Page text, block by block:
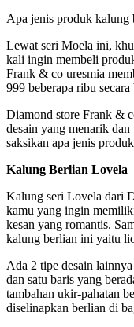
Apa jenis produk kalung
Lewat seri Moela ini,
kali ingin membeli
Frank & co uresmia
999 beberapa ribu
Diamond store Frank &
desain yang menarik
saksikan apa jenis
Kalung Berlian Lovela
Kalung seri Lovela dari
kamu yang ingin
kesan yang romantis.
kalung berlian ini yaitu
Ada 2 tipe desain
dan satu baris yang
tambahan ukir-pahatan
diselinapkan berlian di